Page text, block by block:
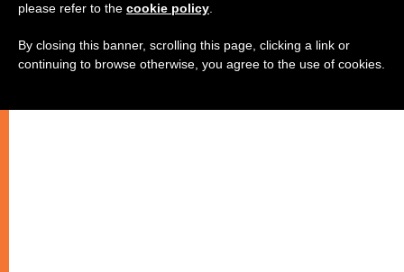
أغسطس عند الساعة الثالثة عصراً
please refer to the cookie policy
By closing this banner, scrolling this page, clicking a link or
continuing to browse otherwise, you agree to the use of cookies.